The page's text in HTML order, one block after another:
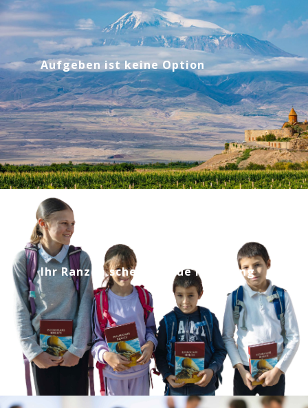
Aufgeben ist keine Option
Ihr Ranzen schenkt neue Hoffnung